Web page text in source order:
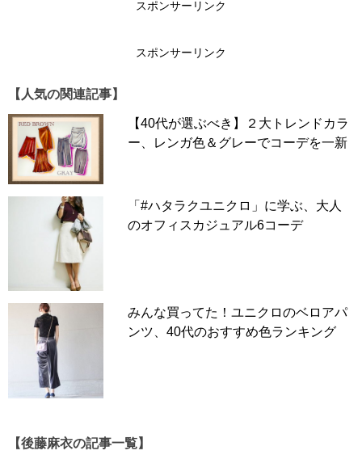
スポンサーリンク
スポンサーリンク
【人気の関連記事】
【40代が選ぶべき】２大トレンドカラ
ー、レンガ色＆グレーでコーデを一新
「#ハタラクユニクロ」に学ぶ、大人
のオフィスカジュアル6コーデ
みんな買ってた！ユニクロのベロアパ
ンツ、40代のおすすめ色ランキング
【後藤麻衣の記事一覧】